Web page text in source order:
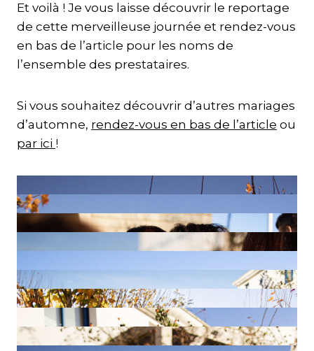
Et voilà ! Je vous laisse découvrir le reportage
de cette merveilleuse journée et rendez-vous
en bas de l’article pour les noms de
l’ensemble des prestataires.
Si vous souhaitez découvrir d’autres mariages
d’automne, rendez-vous en bas de l’article ou
par ici !